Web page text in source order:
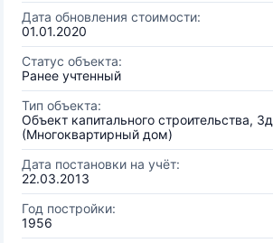
Дата обновления стоимости:
01.01.2020
Статус объекта:
Ранее учтенный
Тип объекта:
Объект капитального строительства,
(Многоквартирный дом)
Дата постановки на учёт:
22.03.2013
Год постройки:
1956